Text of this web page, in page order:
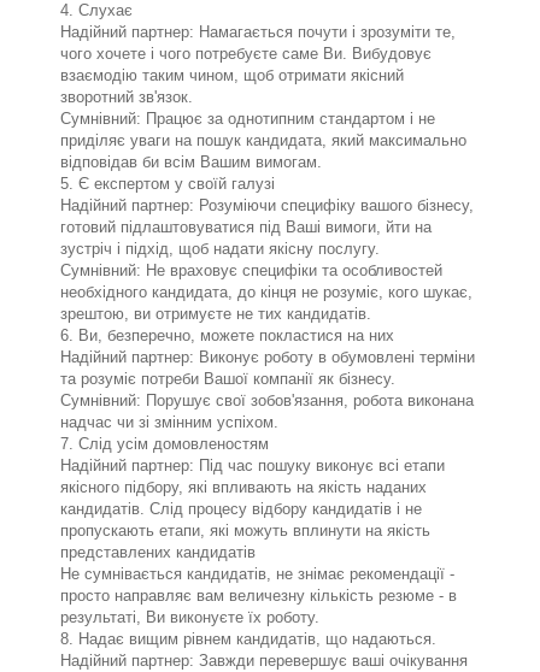
4. Слухає
Надійний партнер: Намагається почути і зрозуміти те,
чого хочете і чого потребуєте саме Ви. Вибудовує
взаємодію таким чином, щоб отримати якісний
зворотний зв'язок.
Сумнівний: Працює за однотипним стандартом і не
приділяє уваги на пошук кандидата, який максимально
відповідав би всім Вашим вимогам.
5. Є експертом у своїй галузі
Надійний партнер: Розуміючи специфіку вашого бізнесу,
готовий підлаштовуватися під Ваші вимоги, йти на
зустріч і підхід, щоб надати якісну послугу.
Сумнівний: Не враховує специфіки та особливостей
необхідного кандидата, до кінця не розуміє, кого шукає,
зрештою, ви отримуєте не тих кандидатів.
6. Ви, безперечно, можете покластися на них
Надійний партнер: Виконує роботу в обумовлені терміни
та розуміє потреби Вашої компанії як бізнесу.
Сумнівний: Порушує свої зобов'язання, робота виконана
надчас чи зі змінним успіхом.
7. Слід усім домовленостям
Надійний партнер: Під час пошуку виконує всі етапи
якісного підбору, які впливають на якість наданих
кандидатів. Слід процесу відбору кандидатів і не
пропускають етапи, які можуть вплинути на якість
представлених кандидатів
Не сумнівається кандидатів, не знімає рекомендації -
просто направляє вам величезну кількість резюме - в
результаті, Ви виконуєте їх роботу.
8. Надає вищим рівнем кандидатів, що надаються.
Надійний партнер: Завжди перевершує ваші очікування